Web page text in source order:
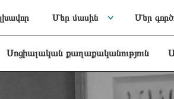
Մեր մասին Մեր
Սոցիալական քաղաքականություն